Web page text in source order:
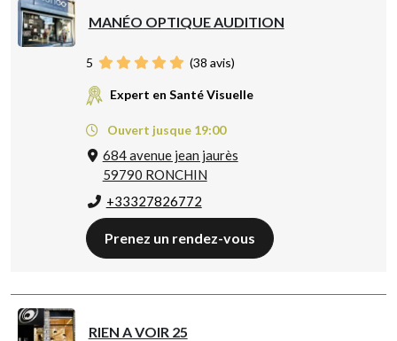
MANÉO OPTIQUE AUDITION
5 (38 avis)
Expert en Santé Visuelle
Ouvert jusque 19:00
684 avenue jean jaurès
59790 RONCHIN
+33327826772
Prenez un rendez-vous
RIEN A VOIR 25